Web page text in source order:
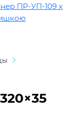
ПР-УП-109 х